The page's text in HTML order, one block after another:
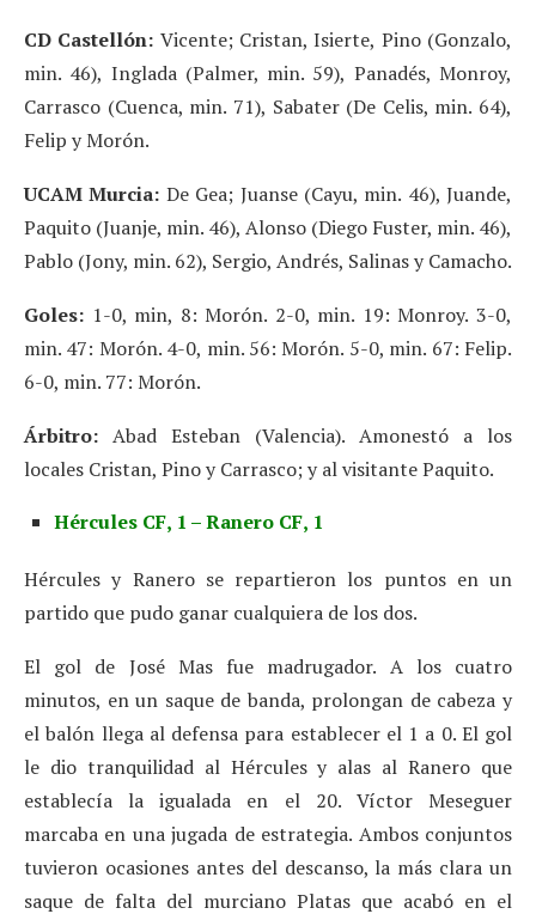
CD Castellón: Vicente; Cristan, Isierte, Pino (Gonzalo,
min. 46), Inglada (Palmer, min. 59), Panadés, Monroy,
Carrasco (Cuenca, min. 71), Sabater (De Celis, min. 64),
Felip y Morón.
UCAM Murcia: De Gea; Juanse (Cayu, min. 46), Juande,
Paquito (Juanje, min. 46), Alonso (Diego Fuster, min. 46),
Pablo (Jony, min. 62), Sergio, Andrés, Salinas y Camacho.
Goles: 1-0, min, 8: Morón. 2-0, min. 19: Monroy. 3-0,
min. 47: Morón. 4-0, min. 56: Morón. 5-0, min. 67: Felip.
6-0, min. 77: Morón.
Árbitro: Abad Esteban (Valencia). Amonestó a los
locales Cristan, Pino y Carrasco; y al visitante Paquito.
Hércules CF, 1 – Ranero CF, 1
Hércules y Ranero se repartieron los puntos en un
partido que pudo ganar cualquiera de los dos.
El gol de José Mas fue madrugador. A los cuatro
minutos, en un saque de banda, prolongan de cabeza y
el balón llega al defensa para establecer el 1 a 0. El gol
le dio tranquilidad al Hércules y alas al Ranero que
establecía la igualada en el 20. Víctor Meseguer
marcaba en una jugada de estrategia. Ambos conjuntos
tuvieron ocasiones antes del descanso, la más clara un
saque de falta del murciano Platas que acabó en el